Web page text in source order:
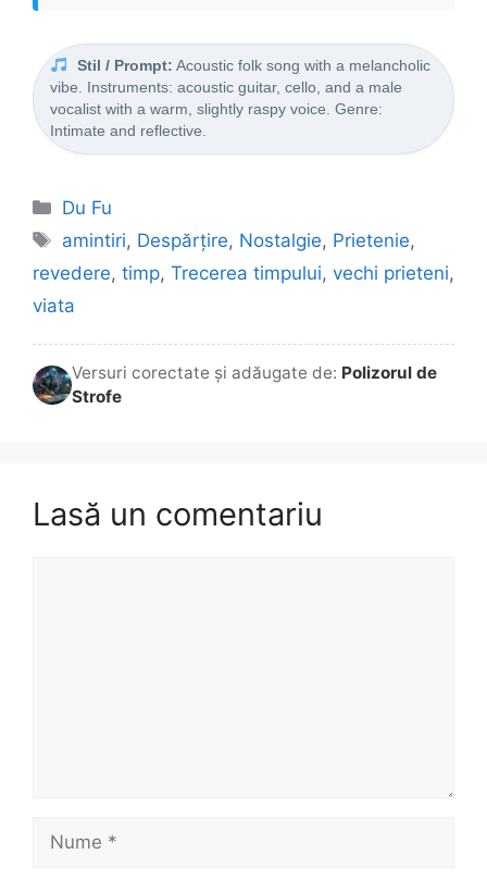
Stil / Prompt: Acoustic folk song with a melancholic
vibe. Instruments: acoustic guitar, cello, and a male
vocalist with a warm, slightly raspy voice. Genre:
Intimate and reflective.
Categorii
Du Fu
Etichete
amintiri, Despărțire, Nostalgie, Prietenie,
revedere, timp, Trecerea timpului, vechi prieteni,
viata
Versuri corectate și adăugate de: Polizorul de
Strofe
Lasă un comentariu
Nume